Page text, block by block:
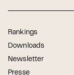
Rankings
Downloads
Newsletter
Presse